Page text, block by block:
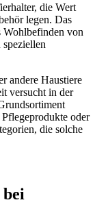
die Wert
legen. Das
Wohlbefinden von
andere Haustiere
versucht in der
oder
die solche